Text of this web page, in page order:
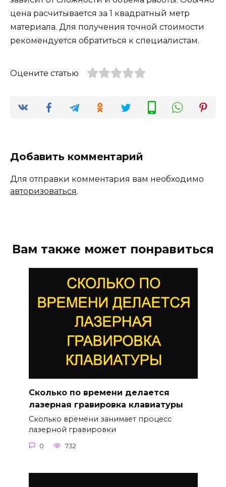
цена расчитывается за 1 квадратный метр
материала. Для получения точной стоимости
рекомендуется обратиться к специалистам.
Оцените статью
Добавить комментарий
Для отправки комментария вам необходимо
авторизоваться.
Вам также может понравиться
Сколько по времени делается
лазерная гравировка клавиатуры
Сколько времени занимает процесс
лазерной гравировки
0 732